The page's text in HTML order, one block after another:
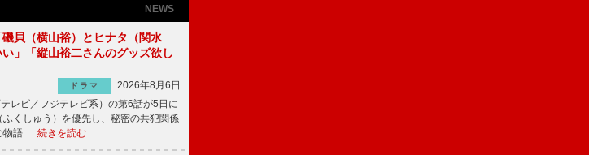
NEWS
貝（横山裕）とヒナタ（関水
」「縦山裕二さんのグッズ欲し
ドラマ
2026年8月6日
レビ／フジテレビ系）の第6話が5日に
くしゅう）を優先し、秘密の共犯関係
物語 … 続きを読む